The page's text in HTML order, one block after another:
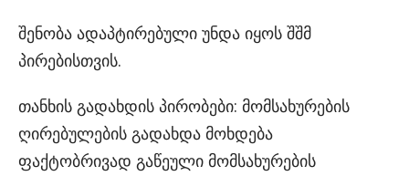
შენობა ადაპტირებული უნდა იყოს შშმ
პირებისთვის.
თანხის გადახდის პირობები: მომსახურების
ღირებულების გადახდა მოხდება
ფაქტობრივად გაწეული მომსახურების